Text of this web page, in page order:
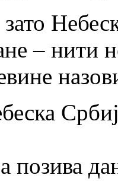
– нити
позива